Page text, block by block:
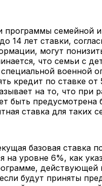
программы семейной
14 лет ставки,
могут
что семьи с
военной
кредит по ставке от
на то, что при
быть предусмотрена
ставка для таких
базовая ставка
на уровне 6%, как
действующей
будут приняты